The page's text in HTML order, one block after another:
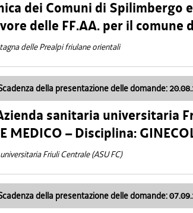
dei Comuni di Spilimbergo
delle FF.AA. per il comune
delle Prealpi friulane orientali
della presentazione delle domande:
sanitaria universitaria
MEDICO – Disciplina:
Friuli Centrale (ASU FC)
della presentazione delle domande: